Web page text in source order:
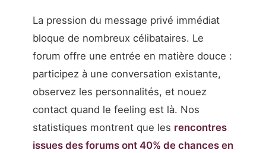
La pression du message privé immédiat
bloque de nombreux célibataires. Le
forum offre une entrée en matière douce :
participez à une conversation existante,
observez les personnalités, et nouez
contact quand le feeling est là. Nos
statistiques montrent que les rencontres
issues des forums ont 40% de chances en